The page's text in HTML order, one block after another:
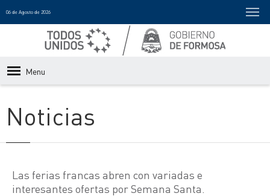
06 de Agosto de 2026
Menu
Noticias
Las ferias francas abren con variadas e
interesantes ofertas por Semana Santa.